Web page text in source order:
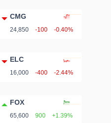
CMG
24,850 -100 -0.40%
ELC
16,000 -400 -2.44%
FOX
65,600 900 +1.39%